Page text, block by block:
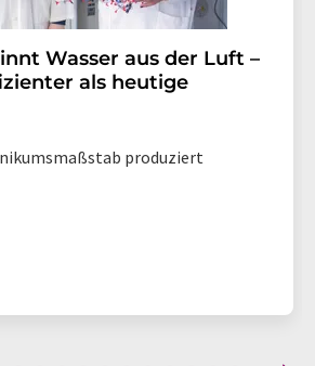
Wasser aus der Luft –
als heutige
produziert